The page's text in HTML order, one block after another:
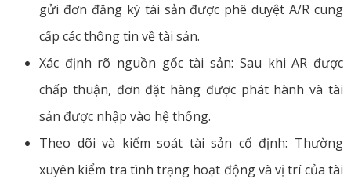
gửi đơn đăng ký tài sản được phê duyệt A/R cung
cấp các thông tin về tài sản.
Xác định rõ nguồn gốc tài sản: Sau khi AR được
chấp thuận, đơn đặt hàng được phát hành và tài
sản được nhập vào hệ thống.
Theo dõi và kiểm soát tài sản cố định: Thường
xuyên kiểm tra tình trạng hoạt động và vị trí của tài